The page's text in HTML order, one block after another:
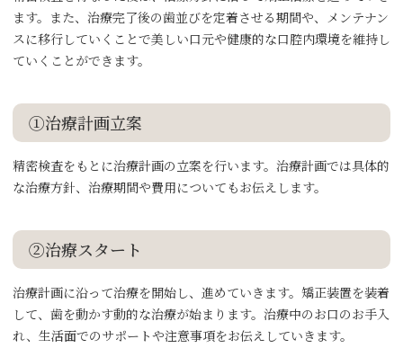
ます。また、治療完了後の歯並びを定着させる期間や、メンテナン
スに移行していくことで美しい口元や健康的な口腔内環境を維持し
ていくことができます。
①治療計画立案
精密検査をもとに治療計画の立案を行います。治療計画では具体的
な治療方針、治療期間や費用についてもお伝えします。
②治療スタート
治療計画に沿って治療を開始し、進めていきます。矯正装置を装着
して、歯を動かす動的な治療が始まります。治療中のお口のお手入
れ、生活面でのサポートや注意事項をお伝えしていきます。